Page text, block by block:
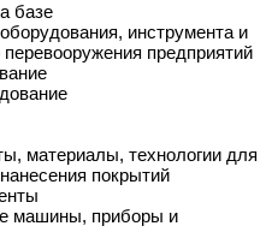
базе
инструмента и
перевооружения предприятий
материалы, технологии для
покрытий
машины, приборы и